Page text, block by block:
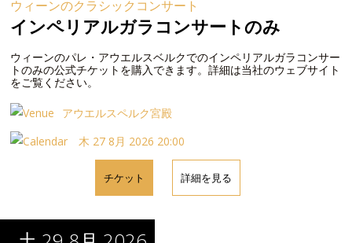
ウィーンのクラシックコンサート
インペリアルガラコンサートのみ
ウィーンのパレ・アウエルスベルクでのインペリアルガラコンサー
トのみの公式チケットを購入できます。詳細は当社のウェブサイト
をご覧ください。
アウエルスペルク宮殿
木 27 8月 2026 20:00
チケット 詳細を見る